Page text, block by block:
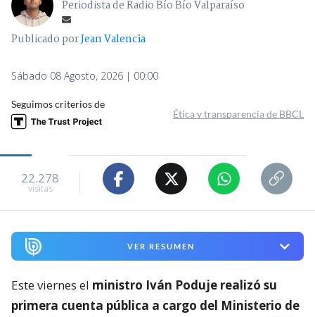
Periodista de Radio Bío Bío Valparaíso
Publicado porJean Valencia
Sábado 08 Agosto, 2026 | 00:00
Seguimos criterios de
Ética y transparencia de BBCL
22.278
visitas
VER RESUMEN
Este viernes el ministro Iván Poduje realizó su
primera cuenta pública a cargo del Ministerio de